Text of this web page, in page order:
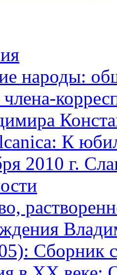
народы:
К
2010 г.
Сборник